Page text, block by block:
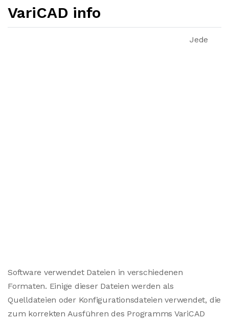
VariCAD info
Jede
Software verwendet Dateien in verschiedenen
Formaten. Einige dieser Dateien werden als
Quelldateien oder Konfigurationsdateien verwendet, die
zum korrekten Ausführen des Programms VariCAD